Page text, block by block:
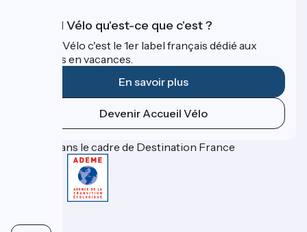
Accueil Vélo qu'est-ce que c'est ?
Accueil Vélo c'est le 1er label français dédié aux
cyclistes en vacances.
En savoir plus
Devenir Accueil Vélo
Financé dans le cadre de Destination France
FAQ